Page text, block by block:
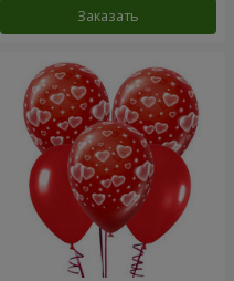
Заказать